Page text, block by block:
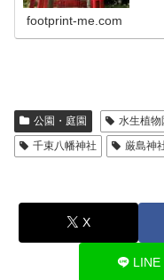
footprint-me.com
公園・庭園 水生植物
千束八幡神社
厳島神
X
LINE